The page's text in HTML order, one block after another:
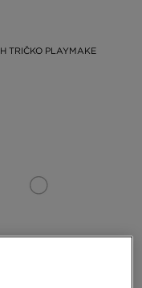
TRIČKO PLAYMAKE